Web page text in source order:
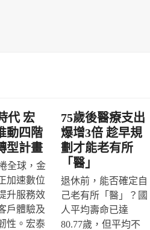
代 宏
動四階
型計畫
全球，金
加速數位
升服務效
戶體驗及
性。宏泰
75歲後醫療支出
爆增3倍 趁早規
劃才能老有所
「醫」
退休前，能否確定自
己老有所「醫」？國
人平均壽命已達
80.77歲，但平均不